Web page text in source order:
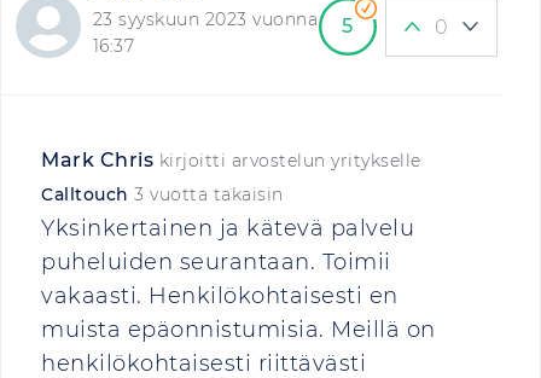
23 syyskuun 2023 vuonna
16:37
5 0
Mark Chris kirjoitti arvostelun yritykselle
Calltouch 3 vuotta takaisin
Yksinkertainen ja kätevä palvelu
puheluiden seurantaan. Toimii
vakaasti. Henkilökohtaisesti en
muista epäonnistumisia. Meillä on
henkilökohtaisesti riittävästi